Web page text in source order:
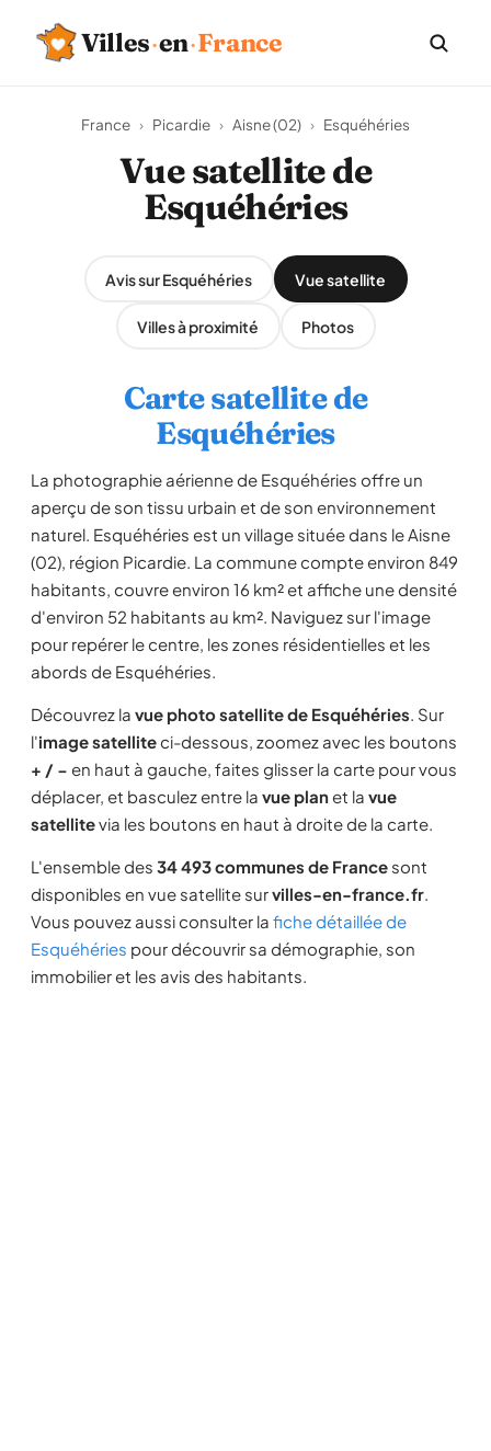
Villes·en·France
France › Picardie › Aisne (02) › Esquéhéries
Vue satellite de
Esquéhéries
Avis sur Esquéhéries Vue satellite
Villes à proximité Photos
Carte satellite de
Esquéhéries
La photographie aérienne de Esquéhéries offre un
aperçu de son tissu urbain et de son environnement
naturel. Esquéhéries est un village située dans le Aisne
(02), région Picardie. La commune compte environ 849
habitants, couvre environ 16 km² et affiche une densité
d'environ 52 habitants au km². Naviguez sur l'image
pour repérer le centre, les zones résidentielles et les
abords de Esquéhéries.
Découvrez la vue photo satellite de Esquéhéries. Sur
l'image satelliteci-dessous, zoomez avec les boutons
+ / − en haut à gauche, faites glisser la carte pour vous
déplacer, et basculez entre la vue planet la vue
satellitevia les boutons en haut à droite de la carte.
L'ensemble des 34 493 communes de France sont
disponibles en vue satellite survilles-en-france.fr.
Vous pouvez aussi consulter la fiche détaillée de
Esquéhéries pour découvrir sa démographie, son
immobilier et les avis des habitants.